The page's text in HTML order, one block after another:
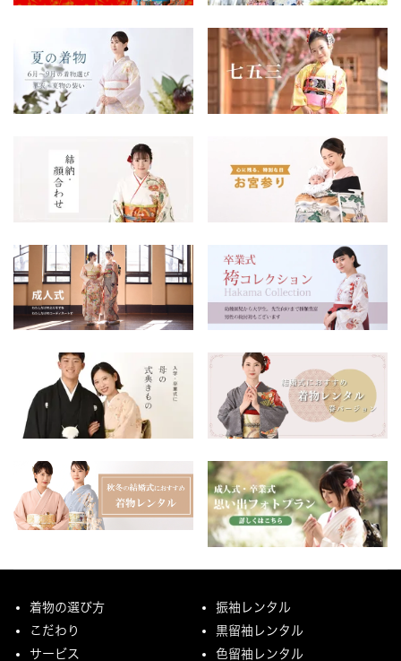
着物の選び方
こだわり
サービス
振袖レンタル
黒留袖レンタル
色留袖レンタル